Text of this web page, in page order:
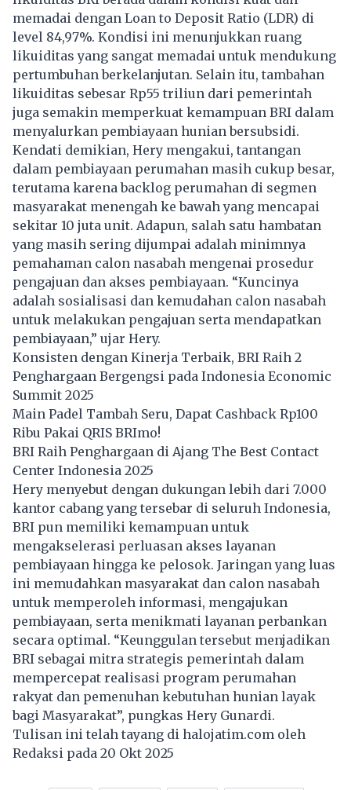
memadai dengan Loan to Deposit Ratio (LDR) di
level 84,97%. Kondisi ini menunjukkan ruang
likuiditas yang sangat memadai untuk mendukung
pertumbuhan berkelanjutan. Selain itu, tambahan
likuiditas sebesar Rp55 triliun dari pemerintah
juga semakin memperkuat kemampuan BRI dalam
menyalurkan pembiayaan hunian bersubsidi.
Kendati demikian, Hery mengakui, tantangan
dalam pembiayaan perumahan masih cukup besar,
terutama karena backlog perumahan di segmen
masyarakat menengah ke bawah yang mencapai
sekitar 10 juta unit. Adapun, salah satu hambatan
yang masih sering dijumpai adalah minimnya
pemahaman calon nasabah mengenai prosedur
pengajuan dan akses pembiayaan. “Kuncinya
adalah sosialisasi dan kemudahan calon nasabah
untuk melakukan pengajuan serta mendapatkan
pembiayaan,” ujar Hery.
Konsisten dengan Kinerja Terbaik, BRI Raih 2
Penghargaan Bergengsi pada Indonesia Economic
Summit 2025
Main Padel Tambah Seru, Dapat Cashback Rp100
Ribu Pakai QRIS BRImo!
BRI Raih Penghargaan di Ajang The Best Contact
Center Indonesia 2025
Hery menyebut dengan dukungan lebih dari 7.000
kantor cabang yang tersebar di seluruh Indonesia,
BRI pun memiliki kemampuan untuk
mengakselerasi perluasan akses layanan
pembiayaan hingga ke pelosok. Jaringan yang luas
ini memudahkan masyarakat dan calon nasabah
untuk memperoleh informasi, mengajukan
pembiayaan, serta menikmati layanan perbankan
secara optimal. “Keunggulan tersebut menjadikan
BRI sebagai mitra strategis pemerintah dalam
mempercepat realisasi program perumahan
rakyat dan pemenuhan kebutuhan hunian layak
bagi Masyarakat”, pungkas Hery Gunardi.
Tulisan ini telah tayang di halojatim.com oleh
Redaksi pada 20 Okt 2025